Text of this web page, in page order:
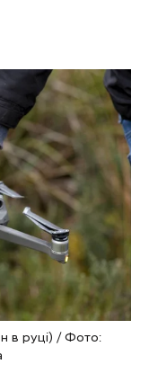
в руці) / Фото: